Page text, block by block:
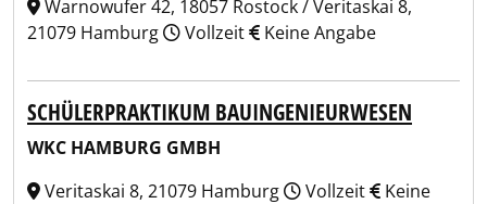
Warnowufer 42, 18057 Rostock / Veritaskai 8,
21079 Hamburg
Vollzeit Keine Angabe
SCHÜLERPRAKTIKUM BAUINGENIEURWESEN
WKC HAMBURG GMBH
Veritaskai 8, 21079 Hamburg
Vollzeit
Keine